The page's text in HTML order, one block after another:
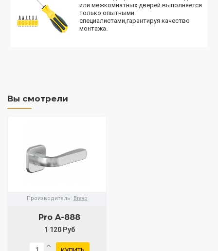
или межкомнатных дверей выполняется
только опытными
специалистами,гарантируя качество
монтажа.
Вы смотрели
Производитель: Bravo
Pro A-888
1 120 Руб